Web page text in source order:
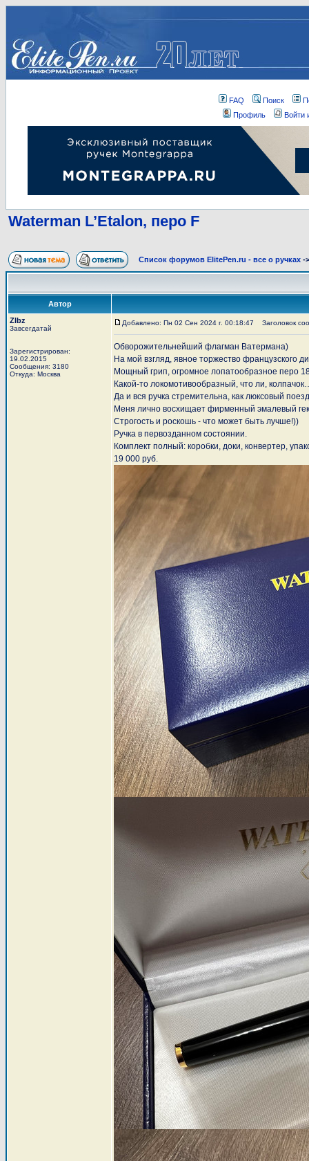
FAQ Поиск
Профиль
Войти
Waterman L’Etalon, перо F
Список форумов ElitePen.ru - все о ручках -
Автор
Zlbz
Завсегдатай
Зарегистрирован:
19.02.2015
Сообщения: 3180
Откуда: Москва
Добавлено: Пн 02 Сен 2024 г. 00:18:47 Заголовок
Обворожительнейший флагман Ватермана)
На мой взгляд, явное торжество французского
Мощный грип, огромное лопатообразное перо
Какой-то локомотивообразный, что ли,
Да и вся ручка стремительна, как люксовый
Меня лично восхищает фирменный эмалевый
Строгость и роскошь - что может быть лучше!))
Ручка в первозданном состоянии.
Комплект полный: коробки, доки, конвертер,
19 000 руб.